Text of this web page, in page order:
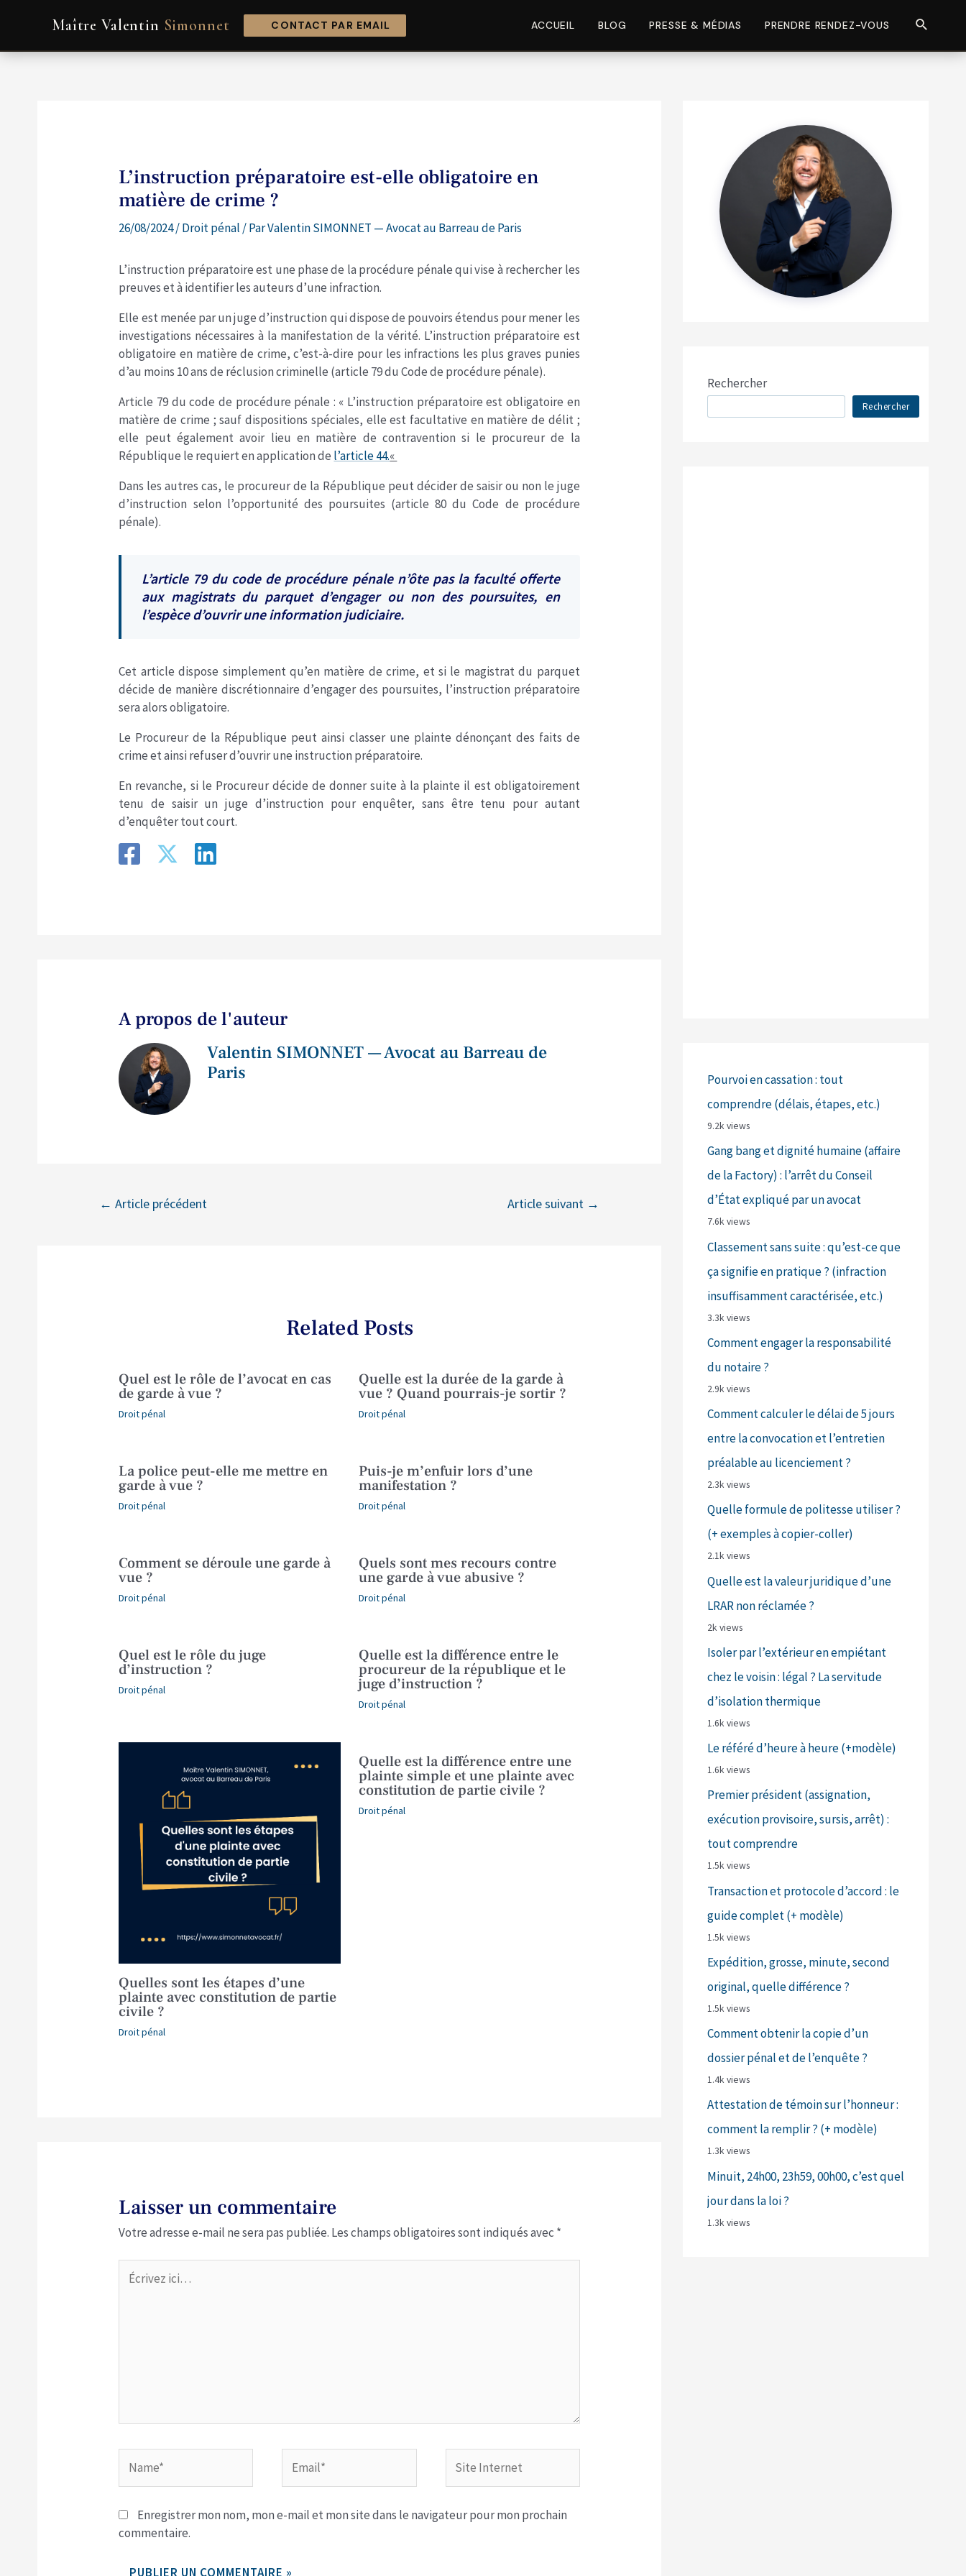
Maître Valentin Simonnet CONTACT PAR EMAIL ACCUEIL BLOG PRESSE & MÉDIAS PRENDRE RENDEZ-VOUS
L’instruction préparatoire est-elle obligatoire en
matière de crime ?
26/08/2024/Droit pénal / ParValentin SIMONNET — Avocat au Barreau de Paris
L’instruction préparatoire est une phase de la procédure pénale qui vise à rechercher les
preuves et à identifier les auteurs d’une infraction.
Elle est menée par un juge d’instruction qui dispose de pouvoirs étendus pour mener les
investigations nécessaires à la manifestation de la vérité. L’instruction préparatoire est
obligatoire en matière de crime, c’est-à-dire pour les infractions les plus graves punies
d’au moins 10 ans de réclusion criminelle (article 79 du Code de procédure pénale).
Article 79 du code de procédure pénale : « L’instruction préparatoire est obligatoire en
matière de crime ; sauf dispositions spéciales, elle est facultative en matière de délit ;
elle peut également avoir lieu en matière de contravention si le procureur de la
République le requiert en application de l’article 44.«
Dans les autres cas, le procureur de la République peut décider de saisir ou non le juge
d’instruction selon l’opportunité des poursuites (article 80 du Code de procédure
pénale).
L’article 79 du code de procédure pénale n’ôte pas la faculté offerte
aux magistrats du parquet d’engager ou non des poursuites, en
l’espèce d’ouvrir une information judiciaire.
Cet article dispose simplement qu’en matière de crime, et si le magistrat du parquet
décide de manière discrétionnaire d’engager des poursuites, l’instruction préparatoire
sera alors obligatoire.
Le Procureur de la République peut ainsi classer une plainte dénonçant des faits de
crime et ainsi refuser d’ouvrir une instruction préparatoire.
En revanche, si le Procureur décide de donner suite à la plainte il est obligatoirement
tenu de saisir un juge d’instruction pour enquêter, sans être tenu pour autant
d’enquêter tout court.
A propos de l'auteur
Valentin SIMONNET — Avocat au Barreau de
Paris
de
← Article précédent Article suivant →
Related Posts
Quel est le rôle de l’avocat en cas
de garde à vue ?
Droit pénal
Quelle est la durée de la garde à
vue ? Quand pourrais-je sortir ?
Droit pénal
La police peut-elle me mettre en
garde à vue ?
Droit pénal
Puis-je m’enfuir lors d’une
manifestation ?
Droit pénal
Comment se déroule une garde à
vue ?
Droit pénal
Quels sont mes recours contre
une garde à vue abusive ?
Droit pénal
Quel est le rôle du juge
d’instruction ?
Droit pénal
Quelle est la différence entre le
procureur de la république et le
juge d’instruction ?
Droit pénal
Quelles sont les étapes d’une
plainte avec constitution de partie
civile ?
Droit pénal
Quelle est la différence entre une
plainte simple et une plainte avec
constitution de partie civile ?
Droit pénal
Laisser un commentaire
Votre adresse e-mail ne sera pas publiée. Les champs obligatoires sont indiqués avec *
Écrivez
ici…
Internet
Enregistrer mon nom, mon e-mail et mon site dans le navigateur pour mon prochain
commentaire.
Rechercher
Rechercher
Pourvoi en cassation : tout
comprendre (délais, étapes, etc.)
9.2k views
Gang bang et dignité humaine (affaire
de la Factory) : l’arrêt du Conseil
d’État expliqué par un avocat
7.6k views
Classement sans suite : qu’est-ce que
ça signifie en pratique ? (infraction
insuffisamment caractérisée, etc.)
3.3k views
Comment engager la responsabilité
du notaire ?
2.9k views
Comment calculer le délai de 5 jours
entre la convocation et l’entretien
préalable au licenciement ?
2.3k views
Quelle formule de politesse utiliser ?
(+ exemples à copier-coller)
2.1k views
Quelle est la valeur juridique d’une
LRAR non réclamée ?
2k views
Isoler par l’extérieur en empiétant
chez le voisin : légal ? La servitude
d’isolation thermique
1.6k views
Le référé d’heure à heure (+modèle)
1.6k views
Premier président (assignation,
exécution provisoire, sursis, arrêt) :
tout comprendre
1.5k views
Transaction et protocole d’accord : le
guide complet (+ modèle)
1.5k views
Expédition, grosse, minute, second
original, quelle différence ?
1.5k views
Comment obtenir la copie d’un
dossier pénal et de l’enquête ?
1.4k views
Attestation de témoin sur l’honneur :
comment la remplir ? (+ modèle)
1.3k views
Minuit, 24h00, 23h59, 00h00, c’est quel
jour dans la loi ?
1.3k views